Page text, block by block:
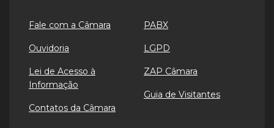
Fale com a Câmara
Ouvidoria
Lei de Acesso à
Informação
Contatos da Câmara
PABX
LGPD
ZAP Câmara
Guia de Visitantes